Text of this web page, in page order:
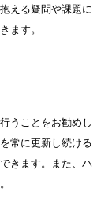
える疑問や課題に
ます。
うことをお勧めし
常に更新し続ける
きます。また、ハ